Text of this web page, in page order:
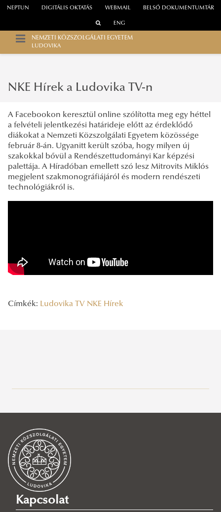
WEBMAIL
NEPTUN DIGITÁLIS OKTATÁS BELSŐ DOKUMENTUMTÁR
ENG
NEMZETI KÖZSZOLGÁLATI EGYETEM
LUDOVIKA
A vízgazdálkodás jövőjét írják
2026/08/06
Rendszeresség, mértékletesség, elfogadás – Gólyatábor 2026
2026/08/03
Az NKE energiatakarékossággal kapcsolatos átmeneti intézkedései
2026/08/03
A jó kormányzás érdeke, hogy mindenütt ugyanolyan szakmai
NKE Hírek a Ludovika TV-n
A Facebookon keresztül online szólította meg egy héttel
a felvételi jelentkezési határideje előtt az érdeklődő
diákokat a Nemzeti Közszolgálati Egyetem közössége
február 8-án. Ugyanitt került szóba, hogy milyen új
szakokkal bővül a Rendészettudományi Kar képzési
palettája. A Híradóban emellett szó lesz Mitrovits Miklós
megjelent szakmonográfiájáról és modern rendészeti
technológiákról is.
Címkék: Ludovika TV NKE Hírek
Kapcsolat